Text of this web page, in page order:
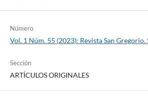
Número
Vol. 1 Núm. 55 (2023): Revista San Gregorio.
Sección
ARTÍCULOS ORIGINALES